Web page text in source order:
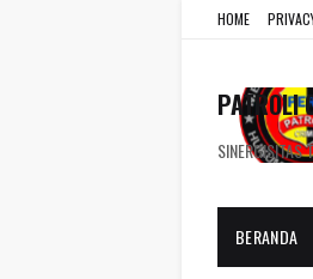
HOME
PATROLI
SINERGISITAS
BERANDA